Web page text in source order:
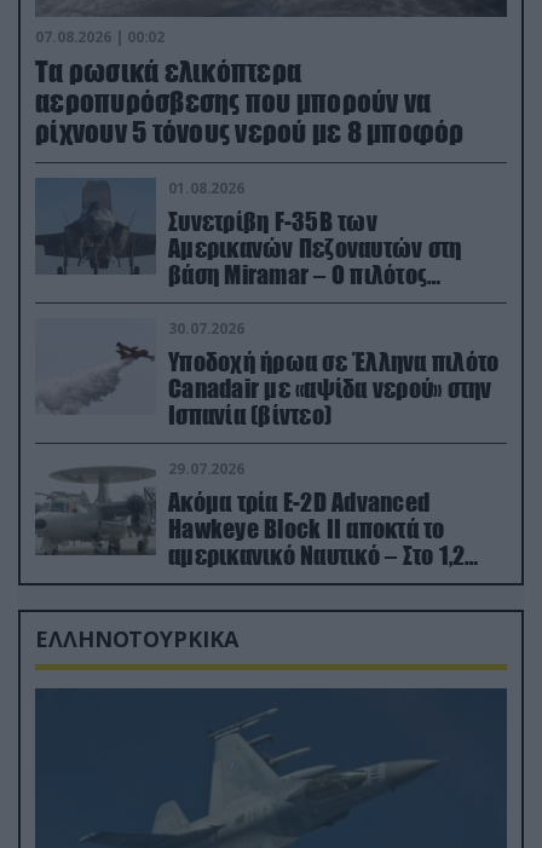
07.08.2026 | 00:02
Τα ρωσικά ελικόπτερα
αεροπυρόσβεσης που μπορούν να
ρίχνουν 5 τόνους νερού με 8 μποφόρ
01.08.2026
Συνετρίβη F-35B των
Αμερικανών Πεζοναυτών στη
βάση Miramar – Ο πιλότος
εκτινάχθηκε εγκαίρως
30.07.2026
Υποδοχή ήρωα σε Έλληνα πιλότο
Canadair με «αψίδα νερού» στην
Ισπανία (βίντεο)
29.07.2026
Ακόμα τρία E-2D Advanced
Hawkeye Block II αποκτά το
αμερικανικό Ναυτικό – Στο 1,2
δισ.δολάρια το κόστος
ΕΛΛΗΝΟΤΟΥΡΚΙΚΑ